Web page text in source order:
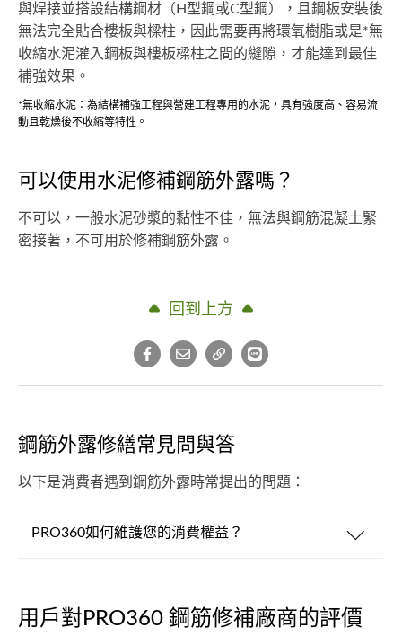
與焊接並搭設結構鋼材（H型鋼或C型鋼），且鋼板安裝後
無法完全貼合樓板與樑柱，因此需要再將環氧樹脂或是*無
收縮水泥灌入鋼板與樓板樑柱之間的縫隙，才能達到最佳
補強效果。
*無收縮水泥：為結構補強工程與營建工程專用的水泥，具有強度高、容易流
動且乾燥後不收縮等特性。
可以使用水泥修補鋼筋外露嗎？
不可以，一般水泥砂漿的黏性不佳，無法與鋼筋混凝土緊
密接著，不可用於修補鋼筋外露。
回到上方
鋼筋外露修繕常見問與答
以下是消費者遇到鋼筋外露時常提出的問題：
PRO360如何維護您的消費權益？
用戶對PRO360 鋼筋修補廠商的評價